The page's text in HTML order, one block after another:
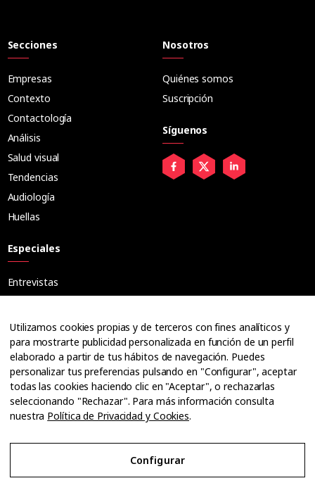
Secciones
Empresas
Contexto
Contactología
Análisis
Salud visual
Tendencias
Audiología
Huellas
Especiales
Entrevistas
Ópticos
Cuadernos
Guías
Dossier
Anuarios
Ofertas de empleo
Nosotros
Quiénes somos
Suscripción
Síguenos
Utilizamos cookies propias y de terceros con fines analíticos y
para mostrarte publicidad personalizada en función de un perfil
elaborado a partir de tus hábitos de navegación. Puedes
personalizar tus preferencias pulsando en "Configurar", aceptar
todas las cookies haciendo clic en "Aceptar", o rechazarlas
seleccionando "Rechazar". Para más información consulta
nuestra Política de Privacidad y Cookies.
Configurar